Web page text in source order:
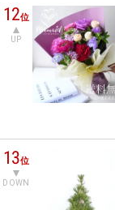
12位
UP
13位
DOWN